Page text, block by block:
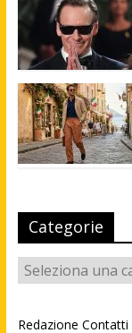
Categorie
Categorie
Redazione Contatti